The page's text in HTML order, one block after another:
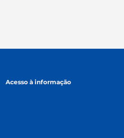
Acesso à informação